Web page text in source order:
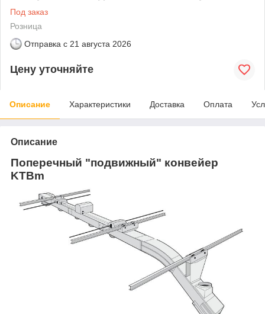
Под заказ
Розница
Отправка с 21 августа 2026
Цену уточняйте
Описание Характеристики Доставка Оплата
Описание
Поперечный "подвижный" конвейер
KTBm